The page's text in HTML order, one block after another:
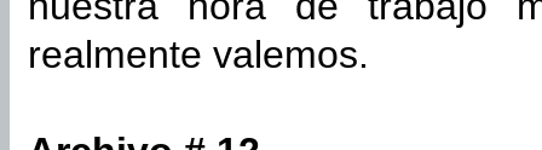
realmente valemos.